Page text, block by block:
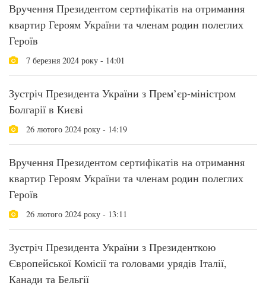
Вручення Президентом сертифікатів на отримання
квартир Героям України та членам родин полеглих
Героїв
7 березня 2024 року - 14:01
Зустріч Президента України з Прем’єр-міністром
Болгарії в Києві
26 лютого 2024 року - 14:19
Вручення Президентом сертифікатів на отримання
квартир Героям України та членам родин полеглих
Героїв
26 лютого 2024 року - 13:11
Зустріч Президента України з Президенткою
Європейської Комісії та головами урядів Італії,
Канади та Бельгії